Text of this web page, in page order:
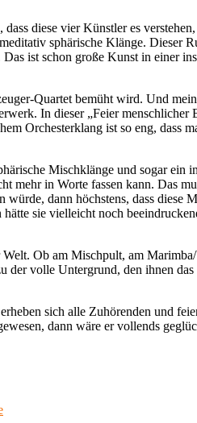
diese vier Künstler es
sphärische Klänge. Dieser
ist schon große Kunst in einer
Quartet bemüht wird. Und
In dieser „Feier
Orchesterklang ist so eng, dass
Mischklänge und sogar ein
mehr in Worte fassen kann. Das
dann höchstens, dass diese
sie vielleicht noch
Ob am Mischpult, am
volle Untergrund, den ihnen
sich alle Zuhörenden und
dann wäre er vollends